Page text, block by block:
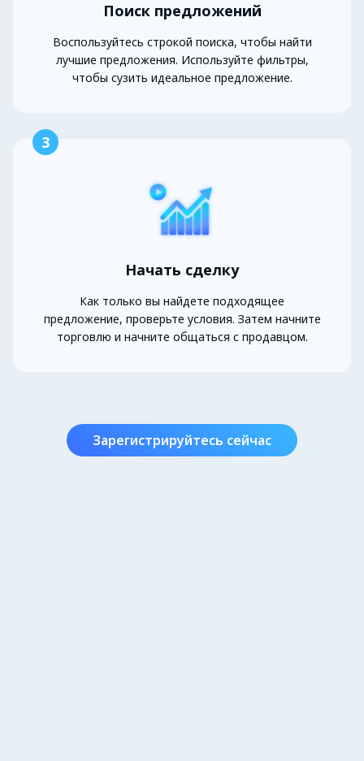
Поиск предложений
Воспользуйтесь строкой поиска, чтобы найти
лучшие предложения. Используйте фильтры,
чтобы сузить идеальное предложение.
3
Начать сделку
Как только вы найдете подходящее
предложение, проверьте условия. Затем начните
торговлю и начните общаться с продавцом.
Зарегистрируйтесь сейчас